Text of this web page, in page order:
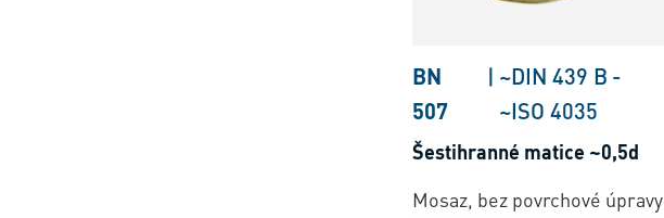
BN
507
| ~DIN 439 B -
~ISO 4035
Šestihranné matice ~0,5d
Mosaz, bez povrchové úpravy